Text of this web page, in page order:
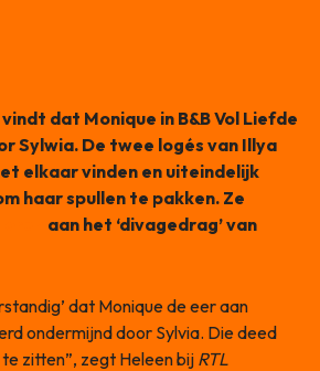
dat Monique in B&B Vol Liefde
Sylwia. De twee logés van Illya
elkaar vinden en uiteindelijk
haar spullen te pakken. Ze
aan het ‘divagedrag’ van
dat Monique de eer aan
ondermijnd door Sylvia. Die deed
zitten”, zegt Heleen bij RTL